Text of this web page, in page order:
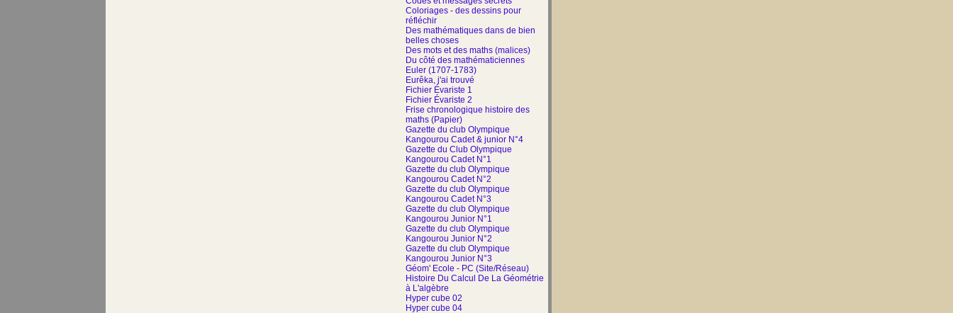
Coloriages - des dessins pour
réfléchir
Des mathématiques dans de bien
belles choses
Des mots et des maths (malices)
Du côté des mathématiciennes
Euler (1707-1783)
Eurêka, j'ai trouvé
Fichier Évariste 1
Fichier Évariste 2
Frise chronologique histoire des
maths (Papier)
Gazette du club Olympique
Kangourou Cadet & junior N°4
Gazette du Club Olympique
Kangourou Cadet N°1
Gazette du club Olympique
Kangourou Cadet N°2
Gazette du club Olympique
Kangourou Cadet N°3
Gazette du club Olympique
Kangourou Junior N°1
Gazette du club Olympique
Kangourou Junior N°2
Gazette du club Olympique
Kangourou Junior N°3
Géom' Ecole - PC (Site/Réseau)
Histoire Du Calcul De La Géométrie
à L'algèbre
Hyper cube 02
Hyper cube 04